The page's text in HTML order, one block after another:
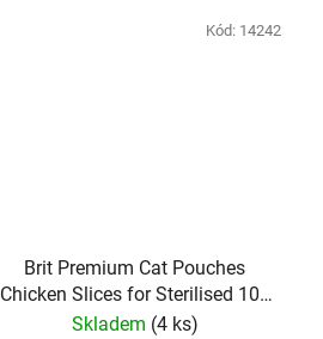
Brit Premium Cat Pouches
Chicken Slices for Sterilised 100
g
Skladem (4 ks)
Kód: 14242